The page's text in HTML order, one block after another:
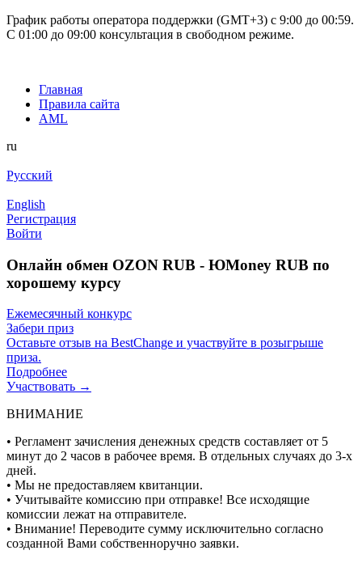
График работы оператора поддержки (GMT+3) c 9:00 до 00:59.
С 01:00 до 09:00 консультация в свободном режиме.
Главная
Правила сайта
AML
ru
Русский
English
Регистрация
Войти
Онлайн обмен OZON RUB - ЮMoney RUB по
хорошему курсу
Ежемесячный конкурс
Забери приз
Оставьте отзыв на BestChange и участвуйте в розыгрыше
приза.
Подробнее
Участвовать →
ВНИМАНИЕ
• Регламент зачисления денежных средств составляет от 5
минут до 2 часов в рабочее время. В отдельных случаях до 3-х
дней.
• Мы не предоставляем квитанции.
• Учитывайте комиссию при отправке! Все исходящие
комиссии лежат на отправителе.
• Внимание! Переводите сумму исключительно согласно
созданной Вами собственноручно заявки.